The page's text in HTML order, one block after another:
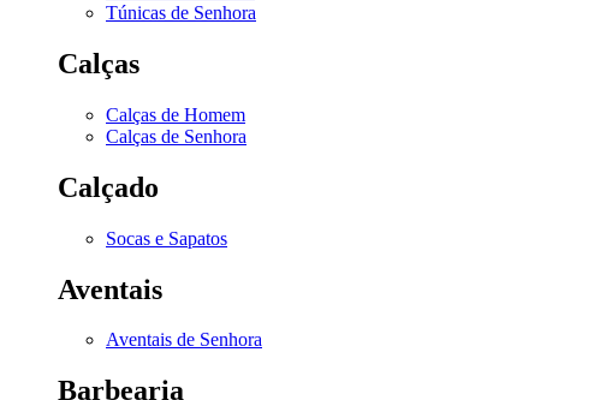
Túnicas de Senhora
Calças
Calças de Homem
Calças de Senhora
Calçado
Socas e Sapatos
Aventais
Aventais de Senhora
Barbearia